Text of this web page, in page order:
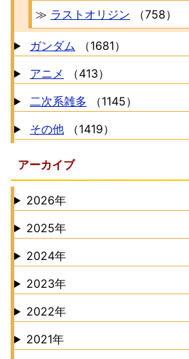
≫ ラストオリジン （758）
ガンダム
（1681）
アニメ
（413）
二次系雑多
（1145）
その他
（1419）
アーカイブ
2026年
2025年
2024年
2023年
2022年
2021年